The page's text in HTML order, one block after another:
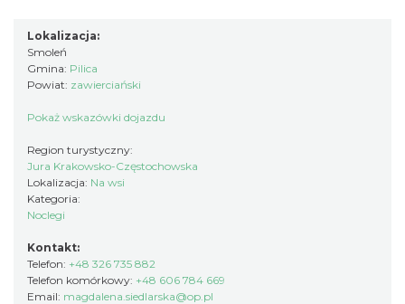
Lokalizacja:
Smoleń
Gmina: Pilica
Powiat: zawierciański
Pokaż wskazówki dojazdu
Region turystyczny:
Jura Krakowsko-Częstochowska
Lokalizacja: Na wsi
Kategoria:
Noclegi
Kontakt:
Telefon: +48 326 735 882
Telefon komórkowy: +48 606 784 669
Email: magdalena.siedlarska@op.pl